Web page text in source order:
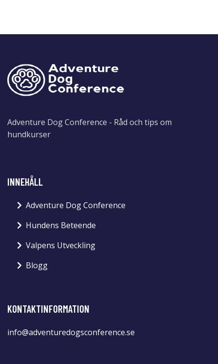
Adventure Dog Conference - Råd och tips om
hundkurser
INNEHÅLL
Adventure Dog Conference
Hundens Beteende
Valpens Utveckling
Blogg
KONTAKTINFORMATION
info@adventuredogsconference.se